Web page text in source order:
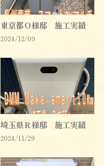
東京都Ｏ様邸 施工実績
2024/12/09
埼玉県Ｒ様邸 施工実績
2024/11/29